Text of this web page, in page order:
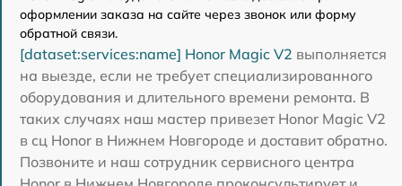
оформлении заказа на сайте через звонок или форму
обратной связи.
[dataset:services:name] Honor Magic V2 выполняется
на выезде, если не требует специализированного
оборудования и длительного времени ремонта. В
таких случаях наш мастер привезет Honor Magic V2
в сц Honor в Нижнем Новгороде и доставит обратно.
Позвоните и наш сотрудник сервисного центра